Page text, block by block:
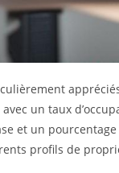
un taux
et un pourcentage
profils de